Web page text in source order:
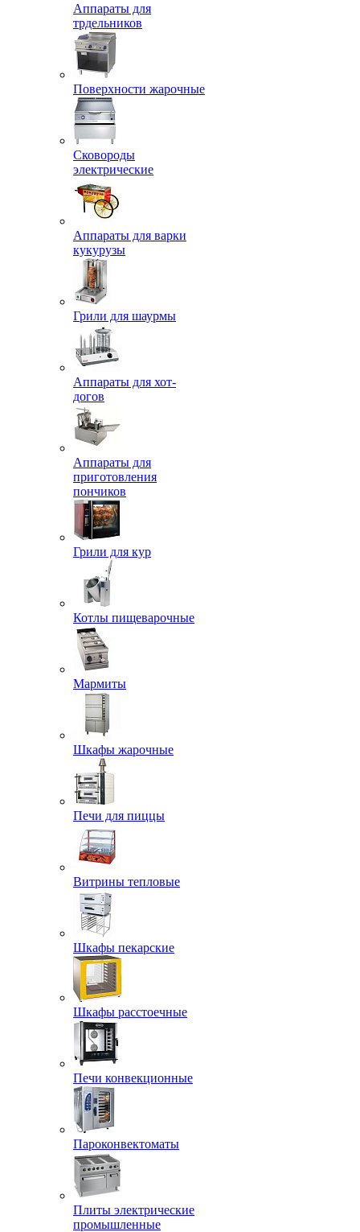
Аппараты для
трдельников
Поверхности жарочные
Сковороды
электрические
Аппараты для варки
кукурузы
Грили для шаурмы
Аппараты для хот-
догов
Аппараты для
приготовления
пончиков
Грили для кур
Котлы пищеварочные
Мармиты
Шкафы жарочные
Печи для пиццы
Витрины тепловые
Шкафы пекарские
Шкафы расстоечные
Печи конвекционные
Пароконвектоматы
Плиты электрические
промышленные